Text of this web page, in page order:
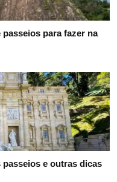
para fazer na
e outras dicas